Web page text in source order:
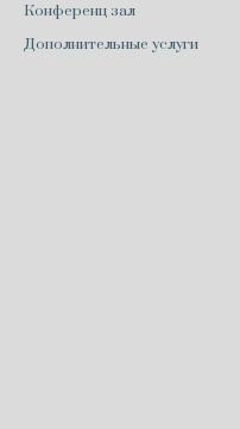
Конференц зал
Дополнительные услуги